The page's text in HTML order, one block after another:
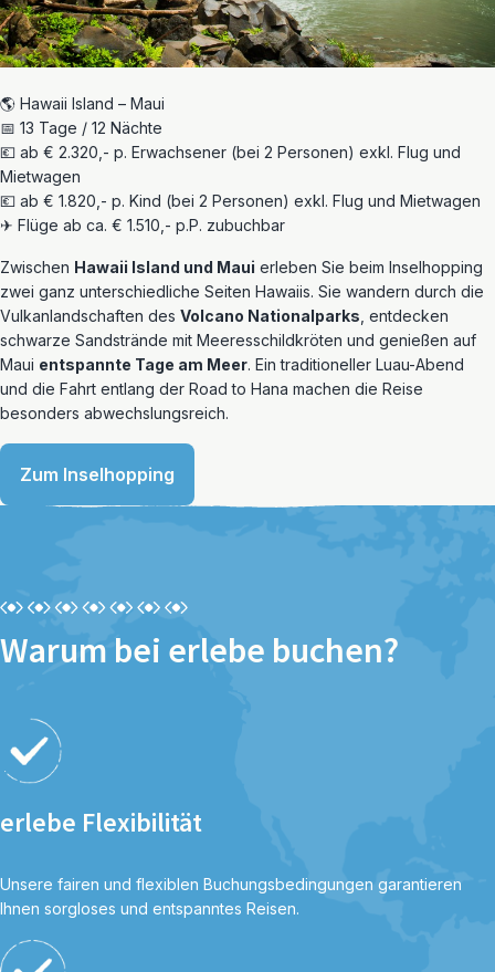
🌎 Hawaii Island – Maui
📅 13 Tage / 12 Nächte
💶 ab € 2.320,- p. Erwachsener (bei 2 Personen) exkl. Flug und
Mietwagen
💶 ab € 1.820,- p. Kind (bei 2 Personen) exkl. Flug und Mietwagen
✈ Flüge ab ca. € 1.510,- p.P. zubuchbar
Zwischen Hawaii Island und Maui erleben Sie beim Inselhopping
zwei ganz unterschiedliche Seiten Hawaiis. Sie wandern durch die
Vulkanlandschaften des Volcano Nationalparks , entdecken
schwarze Sandstrände mit Meeresschildkröten und genießen auf
Maui entspannte Tage am Meer. Ein traditioneller Luau-Abend
und die Fahrt entlang der Road to Hana machen die Reise
besonders abwechslungsreich.
Zum Inselhopping
Warum bei erlebe buchen?
erlebe Flexibilität
Unsere fairen und flexiblen Buchungsbedingungen garantieren
Ihnen sorgloses und entspanntes Reisen.